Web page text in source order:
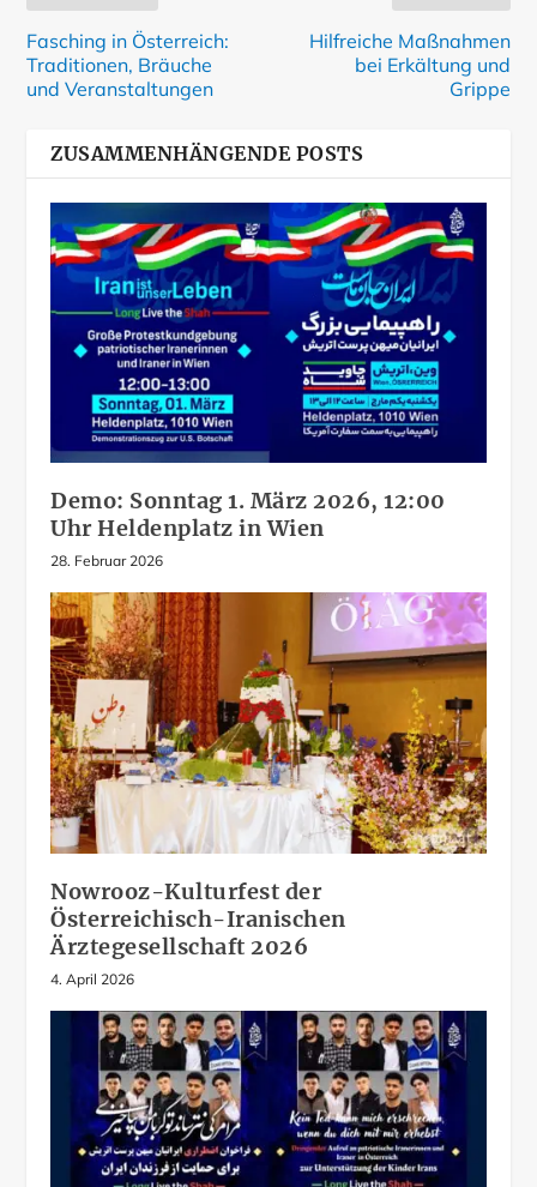
Fasching in Österreich:
Traditionen, Bräuche
und Veranstaltungen
Hilfreiche Maßnahmen
bei Erkältung und
Grippe
ZUSAMMENHÄNGENDE POSTS
Demo: Sonntag 1. März 2026, 12:00
Uhr Heldenplatz in Wien
28. Februar 2026
Nowrooz-Kulturfest der
Österreichisch-Iranischen
Ärztegesellschaft 2026
4. April 2026